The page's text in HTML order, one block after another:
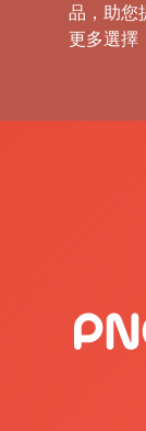
品，助您
更多選擇